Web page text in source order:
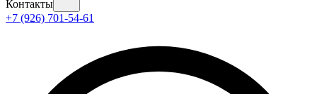
Контакты
+7 (926) 701-54-61